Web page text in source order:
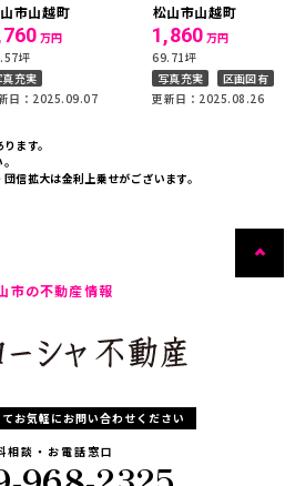
市山越町
万円
坪
真充実
日：2025.09.07
松山市山越町
1,860 万円
69.71坪
写真充実
区画図有
更新日：2025.08.26
ます。
信拡大は金利上乗せがございます。
市の不動産情報
お気軽にお問い合わせください
相談・お電話窓口